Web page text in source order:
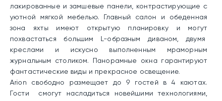
лакированные и замшевые панели, контрастирующие с
уютной мягкой мебелью. Главный салон и обеденная
зона яхты имеют открытую планировку и могут
похвастаться большим L-образным диваном, двумя
креслами и искусно выполненным мраморным
журнальным столиком. Панорамные окна гарантируют
фантастические виды и прекрасное освещение.
Arion свободно размещает до 9 гостей в 4 каютах.
Гости смогут насладиться новейшими технологиями,